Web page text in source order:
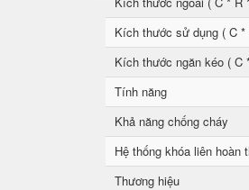
Kích thước sử dụng ( C *
Kích thước ngăn kéo ( C
Tính năng
Khả năng chống cháy
Hệ thống khóa liên hoàn
Thương hiệu